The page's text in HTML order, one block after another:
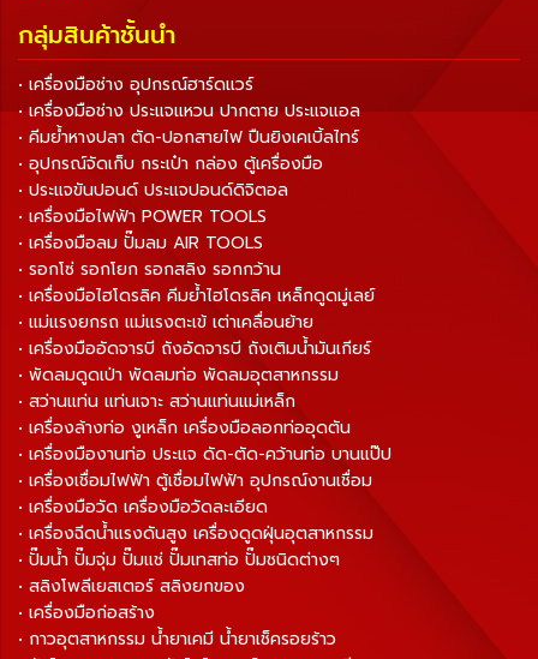
กลุ่มสินค้าชั้นนำ
• เครื่องมือช่าง อุปกรณ์ฮาร์ดแวร์
• เครื่องมือช่าง ประแจแหวน ปากตาย ประแจแอล
• คีมย้ำหางปลา ตัด-ปอกสายไฟ ปืนยิงเคเบิ้ลไทร์
• อุปกรณ์จัดเก็บ กระเป๋า กล่อง ตู้เครื่องมือ
• ประแจขันปอนด์ ประแจปอนด์ดิจิตอล
• เครื่องมือไฟฟ้า POWER TOOLS
• เครื่องมือลม ปั๊มลม AIR TOOLS
• รอกโซ่ รอกโยก รอกสลิง รอกกว้าน
• เครื่องมือไฮโดรลิค คีมย้ำไฮโดรลิค เหล็กดูดมู่เลย์
• แม่แรงยกรถ แม่แรงตะเข้ เต่าเคลื่อนย้าย
• เครื่องมืออัดจารบี ถังอัดจารบี ถังเติมน้ำมันเกียร์
• พัดลมดูดเป่า พัดลมท่อ พัดลมอุตสาหกรรม
• สว่านแท่น แท่นเจาะ สว่านแท่นแม่เหล็ก
• เครื่องล้างท่อ งูเหล็ก เครื่องมือลอกท่ออุดตัน
• เครื่องมืองานท่อ ประแจ ดัด-ตัด-คว้านท่อ บานแป๊ป
• เครื่องเชื่อมไฟฟ้า ตู้เชื่อมไฟฟ้า อุปกรณ์งานเชื่อม
• เครื่องมือวัด เครื่องมือวัดละเอียด
• เครื่องฉีดน้ำแรงดันสูง เครื่องดูดฝุ่นอุตสาหกรรม
• ปั๊มน้ำ ปั๊มจุ่ม ปั๊มแช่ ปั๊มเทสท่อ ปั๊มชนิดต่างๆ
• สลิงโพลีเยสเตอร์ สลิงยกของ
• เครื่องมือก่อสร้าง
• กาวอุตสาหกรรม น้ำยาเคมี น้ำยาเช็ครอยร้าว